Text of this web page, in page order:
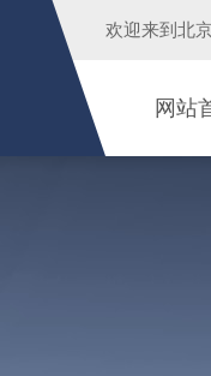
欢迎来到 北
网站